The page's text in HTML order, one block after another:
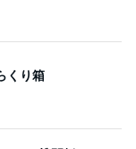
くり箱